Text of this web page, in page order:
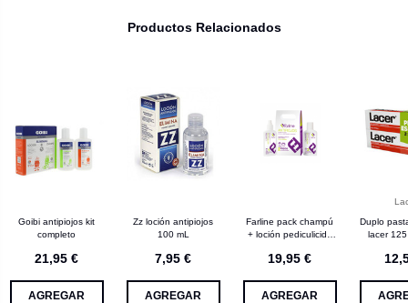
Productos Relacionados
Goibi antipiojos kit
completo
21,95 €
AGREGAR
Zz loción antipiojos
100 mL
7,95 €
AGREGAR
Farline pack champú
+ loción pediculicida
19,95 €
AGREGAR
Duplo
lacer